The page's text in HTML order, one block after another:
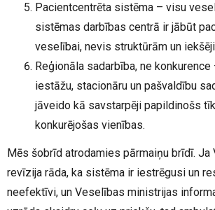
Pacientcentrēta sistēma – visu
sistēmas darbības centrā ir jābūt
veselībai, nevis struktūrām un
Reģionāla sadarbība, ne
iestāžu, stacionāru un pašvaldību
jāveido kā savstarpēji papildinošs
konkurējošas vienības.
Mēs šobrīd atrodamies pārmaiņu brīdī.
revīzija rāda, ka sistēma ir iestrēgusi un
neefektīvi, un Veselības ministrijas